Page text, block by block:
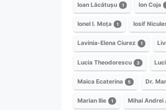
Ioan Lăcătușu 1 Ion Coja
Ionel I. Moța 1 Iosif
Lavinia-Elena Ciurez 1
Lucia Theodorescu 3
Maica Ecaterina 5 Dr.
Marian Ilie 1 Mihai Andrei